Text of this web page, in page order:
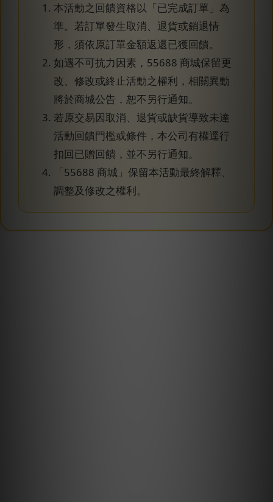
本活動之回饋資格以「已完成訂單」為
準。若訂單發生取消、退貨或銷退情
形，須依原訂單金額返還已獲回饋。
如遇不可抗力因素，55688 商城保留更
改、修改或終止活動之權利，相關異動
將於商城公告，恕不另行通知。
若原交易因取消、退貨或缺貨導致未達
活動回饋門檻或條件，本公司有權逕行
扣回已贈回饋，並不另行通知。
「55688 商城」保留本活動最終解釋、
調整及修改之權利。